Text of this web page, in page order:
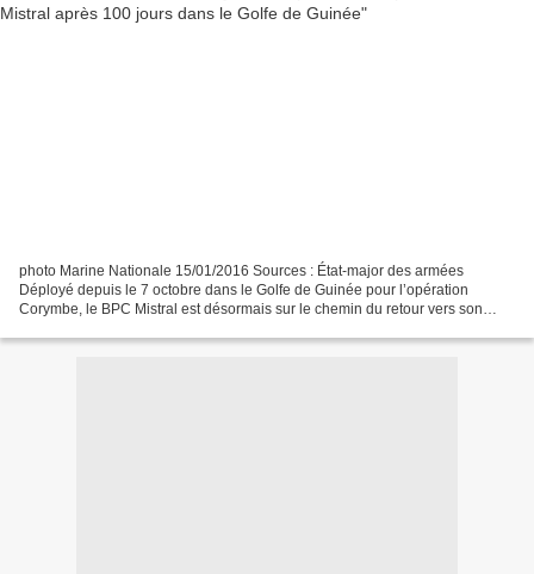
photo Marine Nationale 15/01/2016 Sources : État-major des armées
Déployé depuis le 7 octobre dans le Golfe de Guinée pour l’opération
Corymbe, le BPC Mistral est désormais sur le chemin du retour vers son